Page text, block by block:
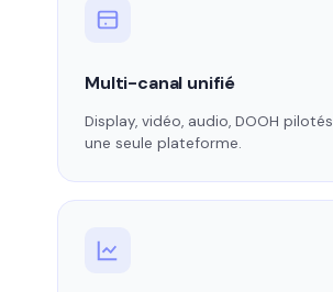
Multi-canal unifié
Display, vidéo, audio, DOOH
une seule plateforme.